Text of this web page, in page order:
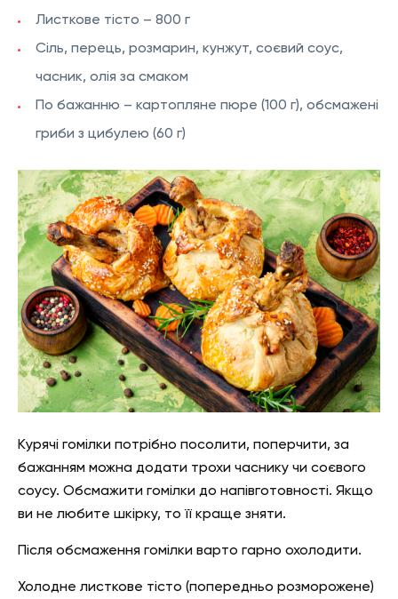
Листкове тісто – 800 г
Сіль, перець, розмарин, кунжут, соєвий соус,
часник, олія за смаком
По бажанню – картопляне пюре (100 г), обсмажені
гриби з цибулею (60 г)
Курячі гомілки потрібно посолити, поперчити, за
бажанням можна додати трохи часнику чи соєвого
соусу. Обсмажити гомілки до напівготовності. Якщо
ви не любите шкірку, то її краще зняти.
Після обсмаження гомілки варто гарно охолодити.
Холодне листкове тісто (попередньо розморожене)